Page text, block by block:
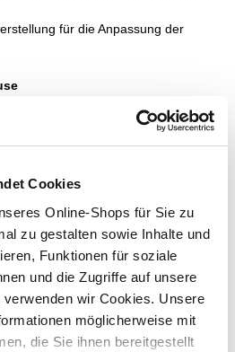
Cookies
Online-Shops für Sie zu
zu gestalten sowie Inhalte und
Funktionen für soziale
und die Zugriffe auf unsere
wir Cookies. Unsere
möglicherweise mit
die Sie ihnen bereitgestellt
für die Anpassung der
Abholung im Markt nicht
In den Warenkorb
Merken